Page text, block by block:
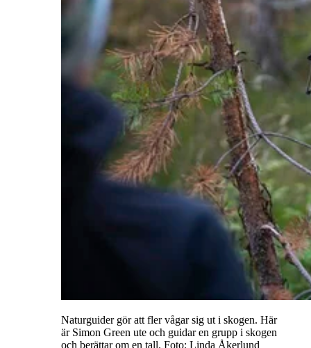
Naturguider gör att fler vågar sig ut i skogen. Här
är Simon Green ute och guidar en grupp i skogen
och berättar om en tall. Foto: Linda Åkerlund